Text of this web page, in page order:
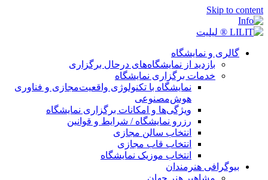
Skip to content
گالری و نمایشگاه
بازدید از نمایشگاه‌های درحال برگزاری
خدمات برگزاری نمایشگاه
نمایشگاه با تکنولوژی واقعیت‌مجازی و فناوری
هوش‌مصنوعی
ویژگی‌ها و امکانات برگزاری نمایشگاه
رزرو نمایشگاه / شرایط و قوانین
انتخاب سالن مجازی
انتخاب قاب مجازی
انتخاب موزیک نمایشگاه
بیوگرافی هنرمندان
مشاهیر هنر جهان